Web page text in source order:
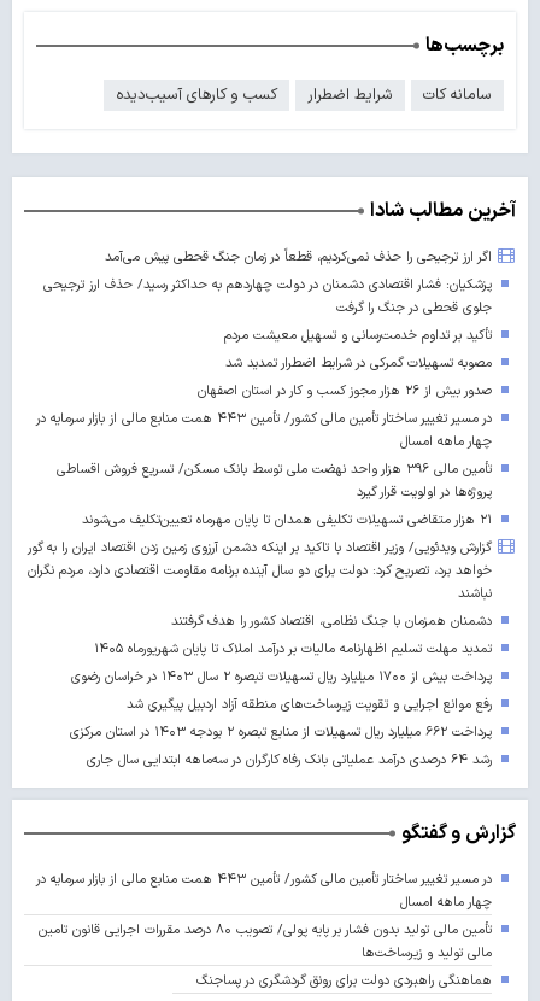
برچسب‌ها
سامانه کات شرایط اضطرار کسب و کارهای آسیب‌دیده
آخرین مطالب شادا
اگر ارز ترجیحی را حذف نمی‌کردیم، قطعاً در زمان جنگ قحطی پیش می‌آمد
پزشکیان: فشار اقتصادی دشمنان در دولت چهاردهم به حداکثر رسید/ حذف ارز ترجیحی
جلوی قحطی در جنگ را گرفت
تأکید بر تداوم خدمت‌رسانی و تسهیل معیشت مردم
مصوبه تسهیلات گمرکی در شرایط اضطرار تمدید شد
صدور بیش از ۲۶ هزار مجوز کسب‌ و کار در استان اصفهان
در مسیر تغییر ساختار تأمین مالی کشور/ تأمین ۴۴۳ همت منابع مالی از بازار سرمایه در
چهار ماهه امسال
تأمین مالی ۳۹۶ هزار واحد نهضت ملی توسط بانک مسکن/ تسریع فروش اقساطی
پروژه‌ها در اولویت قرار گیرد
۲۱ هزار متقاضی تسهیلات تکلیفی همدان تا پایان مهرماه تعیین‌تکلیف می‌شوند
گزارش ویدئویی/ وزیر اقتصاد با تاکید بر اینکه دشمن آرزوی زمین زدن اقتصاد ایران را به گور
خواهد برد، تصریح کرد: دولت برای دو سال آینده برنامه مقاومت اقتصادی دارد، مردم نگران
نباشند
دشمنان همزمان با جنگ نظامی، اقتصاد کشور را هدف گرفتند
تمدید مهلت تسلیم اظهارنامه مالیات بر درآمد املاک تا پایان شهریورماه ۱۴۰۵
پرداخت بیش از ۱۷۰۰ میلیارد ریال تسهیلات تبصره ۲ سال ۱۴۰۳ در خراسان رضوی
رفع موانع اجرایی و تقویت زیرساخت‌های منطقه آزاد اردبیل پیگیری شد
پرداخت ۶۶۲ میلیارد ریال تسهیلات از منابع تبصره ۲ بودجه ۱۴۰۳ در استان مرکزی
رشد ۶۴ درصدی درآمد عملیاتی بانک رفاه کارگران در سه‌ماهه ابتدایی سال جاری
گزارش و گفتگو
در مسیر تغییر ساختار تأمین مالی کشور/ تأمین ۴۴۳ همت منابع مالی از بازار سرمایه در
چهار ماهه امسال
تأمین مالی تولید بدون فشار بر پایه پولی/ تصویب ۸۰ درصد مقررات اجرایی قانون تامین
مالی تولید و زیرساخت‌ها
هماهنگی راهبردی دولت برای رونق گردشگری در پساجنگ